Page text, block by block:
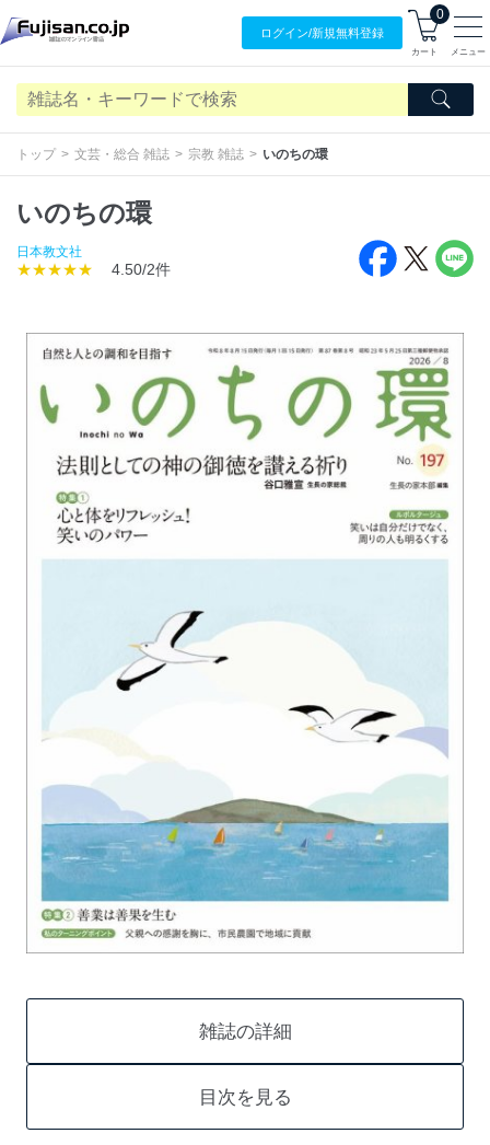
ログイン/新規無料登録
0
カート メニュー
トップ 文芸・総合 雑誌 宗教 雑誌 いのちの環
いのちの環
日本教文社
★★★★★ 4.50/2件
雑誌の詳細
目次を見る